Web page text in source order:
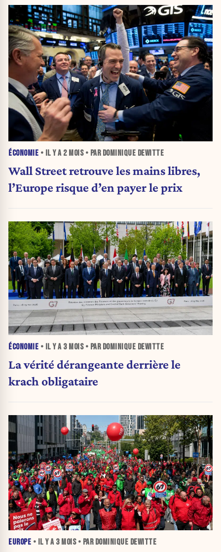
ÉCONOMIE • IL Y A 2 MOIS• PAR DOMINIQUE DEWITTE
Wall Street retrouve les mains libres,
l’Europe risque d’en payer le prix
ÉCONOMIE • IL Y A 3 MOIS• PAR DOMINIQUE DEWITTE
La vérité dérangeante derrière le
krach obligataire
EUROPE • IL Y A 3 MOIS• PAR DOMINIQUE DEWITTE